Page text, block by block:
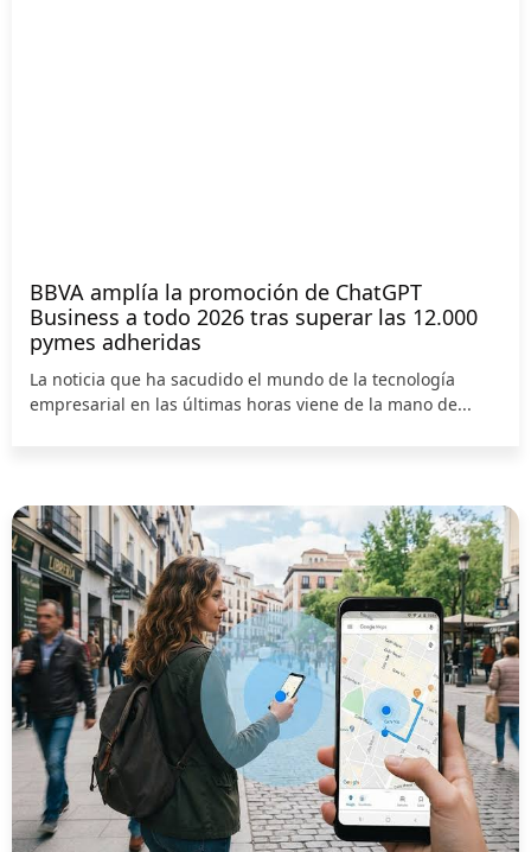
BBVA amplía la promoción de ChatGPT
Business a todo 2026 tras superar las 12.000
pymes adheridas
La noticia que ha sacudido el mundo de la tecnología
empresarial en las últimas horas viene de la mano de...